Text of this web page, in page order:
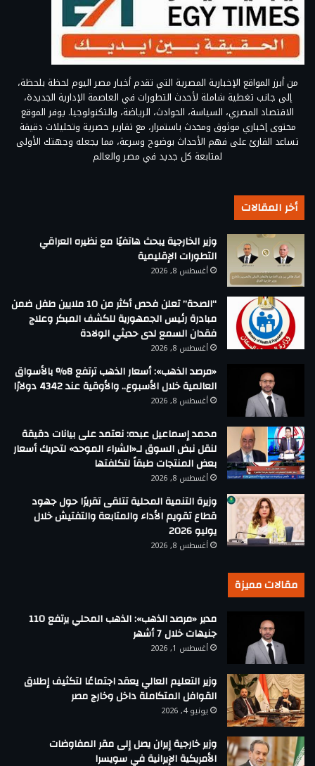
من أبرز المواقع الإخبارية المصرية التي تقدم أخبار مصر اليوم لحظة بلحظة،
إلى جانب تغطية شاملة لأحدث التطورات في العاصمة الإدارية الجديدة،
الاقتصاد المصري، السياسة، الحوادث، الرياضة، والتكنولوجيا. يوفر الموقع
محتوى إخباري موثوق ومحدث باستمرار، مع تقارير حصرية وتحليلات دقيقة
تساعد القارئ على فهم الأحداث بوضوح وسرعة، مما يجعله وجهتك الأولى
لمتابعة كل جديد في مصر والعالم
أخر المقالات
وزير الخارجية يبحث هاتفيًا مع نظيره العراقي
التطورات الإقليمية
أغسطس 8, 2026
“الصحة” تعلن فحص أكثر من 10 ملايين طفل ضمن
مبادرة رئيس الجمهورية للكشف المبكر وعلاج
فقدان السمع لدى حديثي الولادة
أغسطس 8, 2026
«مرصد الذهب»: أسعار الذهب ترتفع 8% بالأسواق
العالمية خلال الأسبوع.. والأوقية عند 4342 دولارًا
أغسطس 8, 2026
محمد إسماعيل عبده: نعتمد على بيانات دقيقة
لنقل نبض السوق لـ«الشراء الموحد» لتحريك أسعار
بعض المنتجات طبقاً لتكلفتها
أغسطس 8, 2026
وزيرة التنمية المحلية تتلقى تقريرًا حول جهود
قطاع تقويم الأداء والمتابعة والتفتيش خلال
يوليو 2026
أغسطس 8, 2026
مقالات مميزة
مدير «مرصد الذهب»: الذهب المحلي يرتفع 110
جنيهات خلال 7 أشهر
أغسطس 1, 2026
وزير التعليم العالي يعقد اجتماعًا لتكثيف إطلاق
القوافل المتكاملة داخل وخارج مصر
يونيو 4, 2026
وزير خارجية إيران يصل إلى مقر المفاوضات
الأمريكية الإيرانية في سويسرا